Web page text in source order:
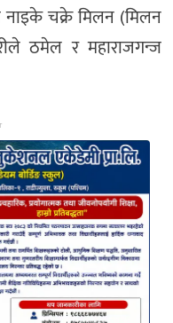
नाइके चक्रे मिलन (मिलन
ठमेल र महाराजगन्ज